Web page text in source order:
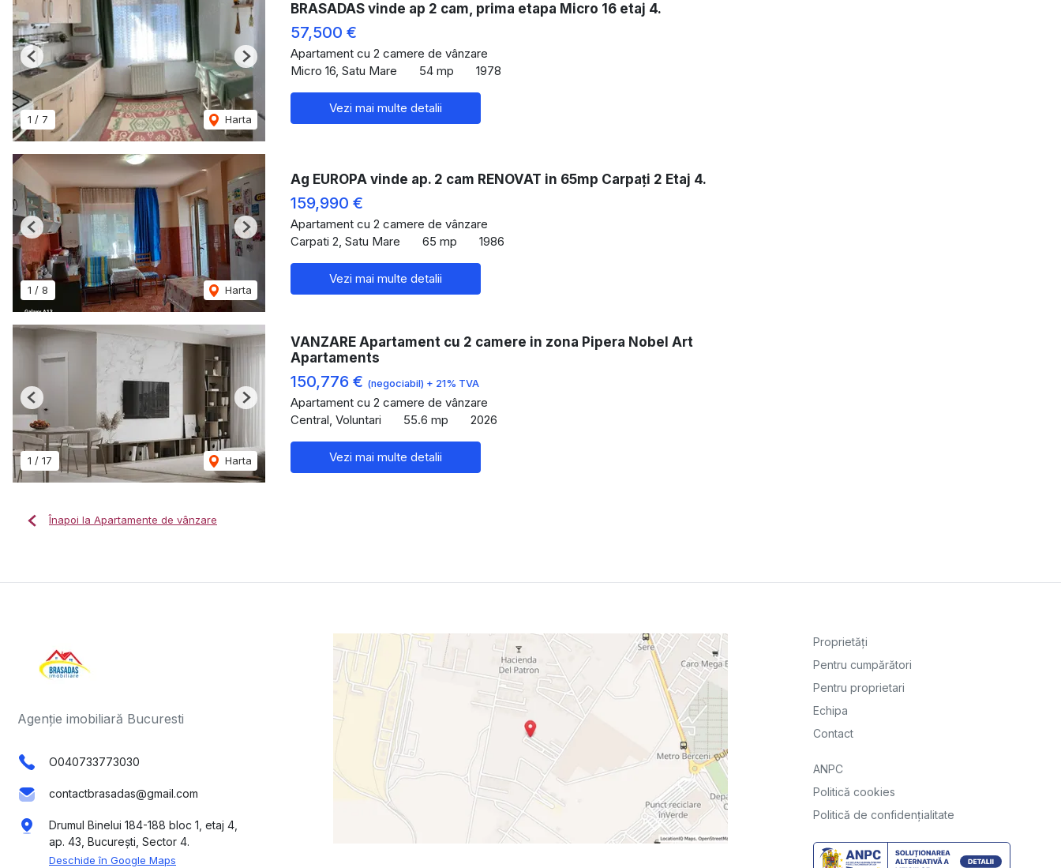
1 / 7 Harta
Previous Next
BRASADAS vinde ap 2 cam, prima etapa Micro 16 etaj 4.
57,500 €
Apartament cu 2 camere de vânzare
Micro 16, Satu Mare
54 mp 1978
Vezi mai multe detalii
1 / 8 Harta
Previous Next
Ag EUROPA vinde ap. 2 cam RENOVAT in 65mp Carpați 2 Etaj 4.
159,990 €
Apartament cu 2 camere de vânzare
Carpati 2, Satu Mare
65 mp 1986
Vezi mai multe detalii
1 / 17 Harta
Previous Next
VANZARE Apartament cu 2 camere in zona Pipera Nobel Art
Apartaments
150,776 € (negociabil) + 21% TVA
Apartament cu 2 camere de vânzare
Central, Voluntari
55.6 mp 2026
Vezi mai multe detalii
Înapoi la Apartamente de vânzare
Agenție imobiliară Bucuresti
O040733773030
contactbrasadas@gmail.com
Drumul Binelui 184-188 bloc 1, etaj 4,
ap. 43, București, Sector 4.
Deschide în Google Maps
Proprietăți
Pentru cumpărători
Pentru proprietari
Echipa
Contact
ANPC
Politică cookies
Politică de confidențialitate